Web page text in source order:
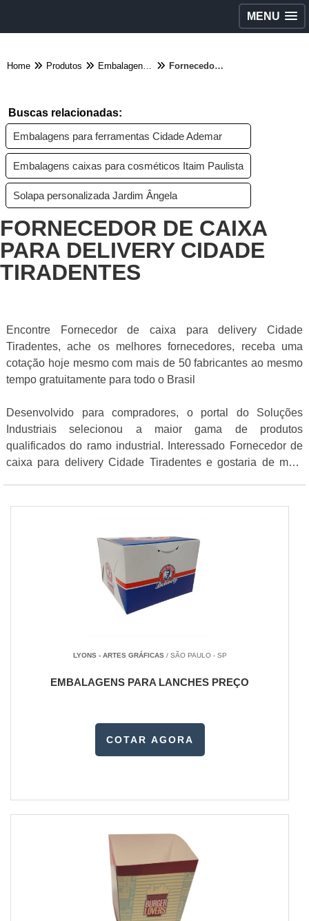
MENU
Home Produtos Embalagens diversas - Categoria Fornecedor de caixa para delivery Cidade Tiradentes
Buscas relacionadas:
Embalagens para ferramentas Cidade Ademar
Embalagens caixas para cosméticos Itaim Paulista
Solapa personalizada Jardim Ângela
FORNECEDOR DE CAIXA
PARA DELIVERY CIDADE
TIRADENTES
Encontre Fornecedor de caixa para delivery Cidade
Tiradentes, ache os melhores fornecedores, receba uma
cotação hoje mesmo com mais de 50 fabricantes ao mesmo
tempo gratuitamente para todo o Brasil
Desenvolvido para compradores, o portal do Soluções
Industriais selecionou a maior gama de produtos
qualificados do ramo industrial. Interessado Fornecedor de
caixa para delivery Cidade Tiradentes e gostaria de mais
LYONS - ARTES GRÁFICAS/ SÃO PAULO - SP
EMBALAGENS PARA LANCHES PREÇO
COTAR AGORA